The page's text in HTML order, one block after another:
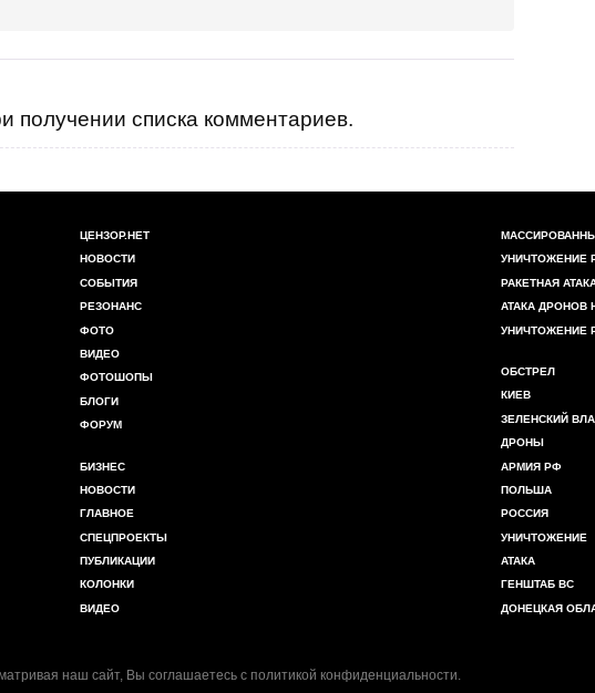
получении списка комментариев.
ЦЕНЗОР.НЕТ
НОВОСТИ
СОБЫТИЯ
РЕЗОНАНС
ФОТО
ВИДЕО
ФОТОШОПЫ
БЛОГИ
ФОРУМ
БИЗНЕС
НОВОСТИ
ГЛАВНОЕ
СПЕЦПРОЕКТЫ
ПУБЛИКАЦИИ
КОЛОНКИ
ВИДЕО
УНИЧТОЖЕНИЕ
РАКЕТНАЯ
АТАКА ДРОНОВ
УНИЧТОЖЕНИЕ
ОБСТРЕЛ
КИЕВ
ЗЕЛЕНСКИЙ
ДРОНЫ
АРМИЯ РФ
ПОЛЬША
РОССИЯ
УНИЧТОЖЕНИЕ
АТАКА
ГЕНШТАБ ВС
ДОНЕЦКАЯ
наш сайт, Вы соглашаетесь с политикой конфиденциальности.